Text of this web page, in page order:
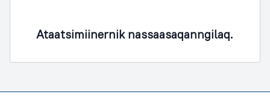
Ataatsimiinernik nassaasaqanngilaq.